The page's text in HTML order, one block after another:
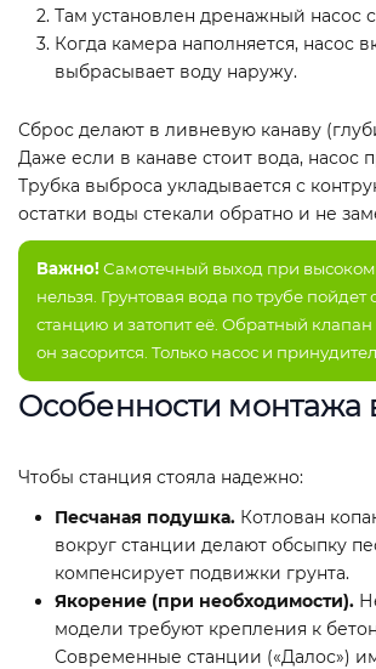
Там установлен дренажный насос
Когда камера наполняется, насос
выбрасывает воду наружу.
Сброс делают в ливневую канаву
Даже если в канаве стоит вода, насос
Трубка выброса укладывается с
остатки воды стекали обратно и не
Важно!Самотечный выход при высоком
нельзя. Грунтовая вода по трубе пойдет
станцию и затопит её. Обратный клапан
он засорится. Только насос и
Особенности монтажа
Чтобы станция стояла надежно:
Песчаная подушка. Котлован
вокруг станции делают обсыпку
компенсирует подвижки грунта.
Якорение (при необходимости).
модели требуют крепления к
Современные станции («Далос»)